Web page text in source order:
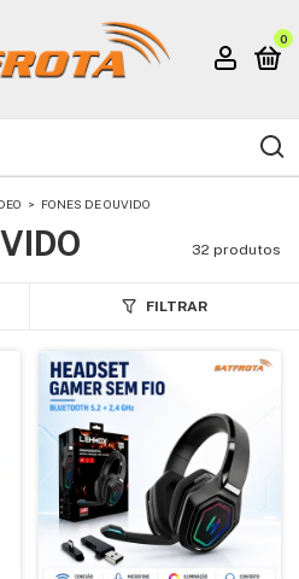
0
> FONES DE OUVIDO
32 produtos
FILTRAR